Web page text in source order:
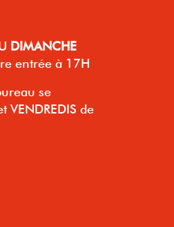
DIMANCHE
entrée à 17H
se
VENDREDIS de